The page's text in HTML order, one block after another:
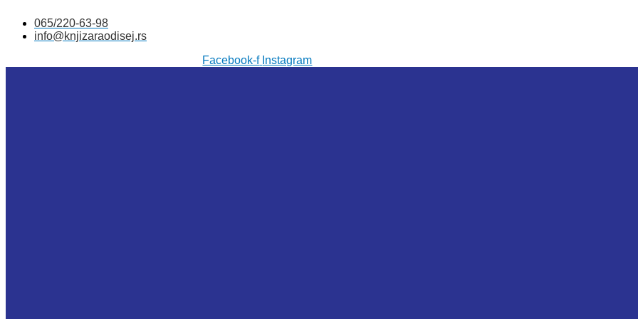
sadržaj
065/220-63-98
info@knjizaraodisej.rs
Facebook-f Instagram